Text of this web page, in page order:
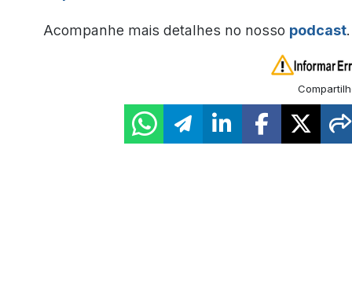
Acompanhe mais detalhes no nosso podcast.